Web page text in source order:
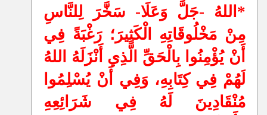
*اللهُ -جَلَّ وَعَلَا- سَخَّرَ لِلنَّاسِ
مِنْ مَخْلُوقَاتِهِ الْكَثِيرَ؛رَغْبَةً فِي
أَنْ يُؤْمِنُوا بِالْحَقِّ الَّذِي أَنْزَلَهُ اللهُ
لَهُمْ فِي كِتَابِهِ، وَفِي أَنْ يُسْلِمُوا
مُنْقَادِينَ لَهُ فِي شَرَائِعِهِ